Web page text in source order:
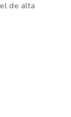
de alta